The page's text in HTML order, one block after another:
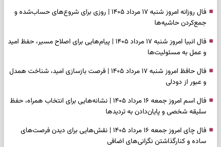
فال روزانه امروز شنبه ۱۷ مرداد ۱۴۰۵ | روزی برای شروع‌های حساب‌شده و
جمع‌کردن حاشیه‌ها
فال انبیا امروز شنبه ۱۷ مرداد ۱۴۰۵ | پیام‌هایی برای اصلاح مسیر، حفظ امید
و عمل به مسئولیت‌ها
فال حافظ امروز شنبه ۱۷ مرداد ۱۴۰۵ | فرصت بازسازی امید، شناخت همدل
و عبور از دودلی
فال اسم امروز جمعه ۱۶ مرداد ۱۴۰۵ | نشانه‌هایی برای انتخاب همراه، حفظ
سلیقه شخصی و پایان‌دادن به تردیدها
فال چای امروز جمعه ۱۶ مرداد ۱۴۰۵ | نقش‌هایی برای دیدن فرصت‌های
ساده و کنارگذاشتن نگرانی‌های اضافی